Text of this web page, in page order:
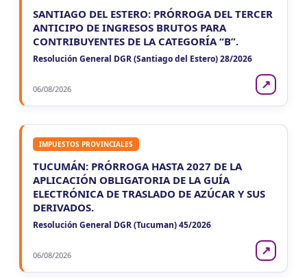
SANTIAGO DEL ESTERO: PRÓRROGA DEL TERCER
ANTICIPO DE INGRESOS BRUTOS PARA
CONTRIBUYENTES DE LA CATEGORÍA “B”.
Resolución General DGR (Santiago del Estero) 28/2026
06/08/2026 ↗
IMPUESTOS PROVINCIALES
TUCUMÁN: PRÓRROGA HASTA 2027 DE LA
APLICACIÓN OBLIGATORIA DE LA GUÍA
ELECTRÓNICA DE TRASLADO DE AZÚCAR Y SUS
DERIVADOS.
Resolución General DGR (Tucuman) 45/2026
06/08/2026 ↗